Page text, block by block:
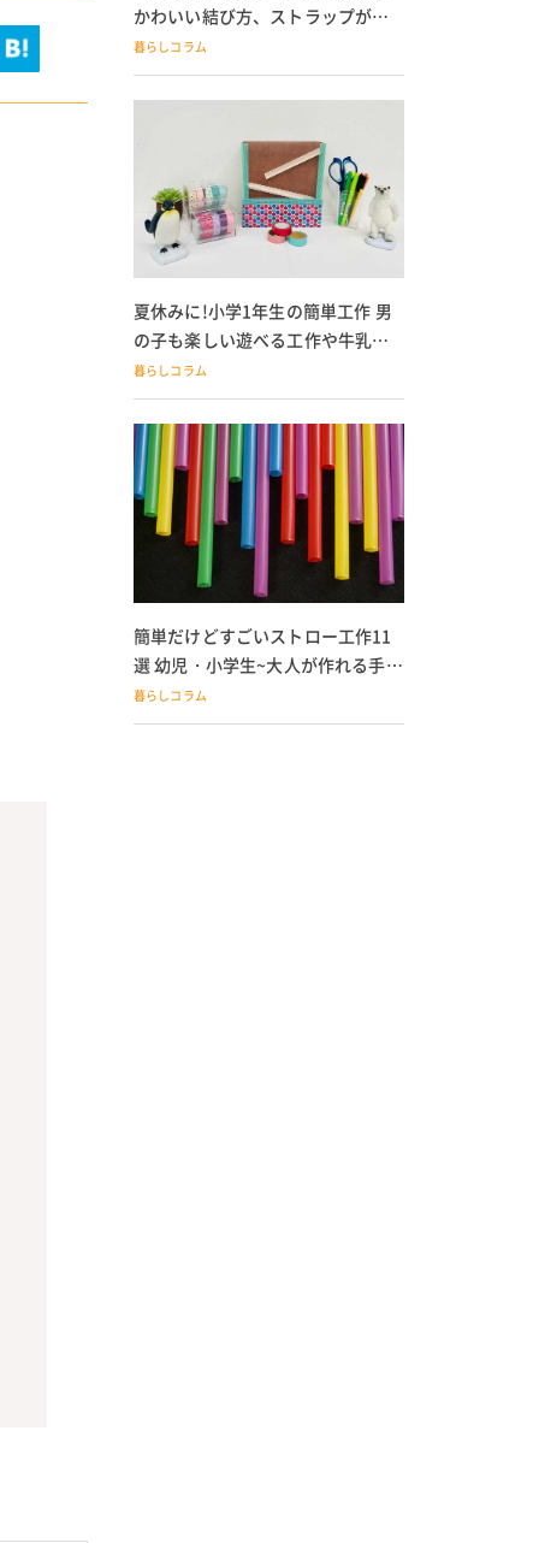
かわいい結び方、ストラップが落
ちる人必見
暮らしコラム
夏休みに!小学1年生の簡単工作 男
の子も楽しい遊べる工作や牛乳パ
ック貯金箱も
暮らしコラム
簡単だけどすごいストロー工作11
選 幼児・小学生~大人が作れる手作
りおもちゃ
暮らしコラム